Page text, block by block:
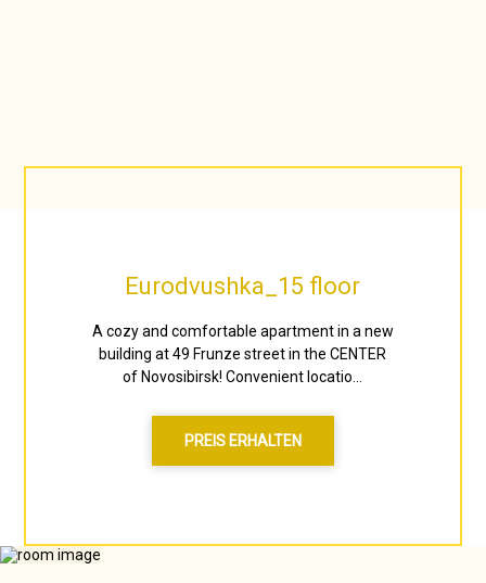
Eurodvushka_15 floor
A cozy and comfortable apartment in a new
building at 49 Frunze street in the CENTER
of Novosibirsk! Convenient locatio...
PREIS ERHALTEN